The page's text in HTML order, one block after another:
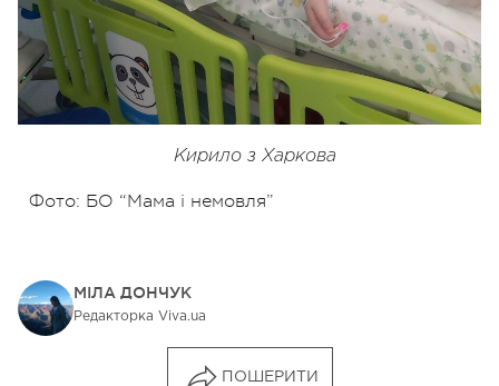
Кирило з Харкова
Фото: БО “Мама і немовля”
МІЛА ДОНЧУК
Редакторка Viva.ua
ПОШЕРИТИ